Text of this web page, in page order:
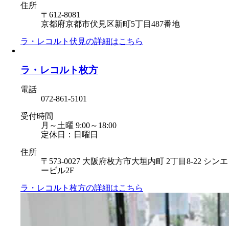
住所
〒612-8081
京都府京都市伏見区新町5丁目487番地
ラ・レコルト伏見の詳細はこちら
ラ・レコルト枚方
電話
072-861-5101
受付時間
月～土曜 9:00～18:00
定休日：日曜日
住所
〒573-0027 大阪府枚方市大垣内町 2丁目8-22 シンエ
ービル2F
ラ・レコルト枚方の詳細はこちら